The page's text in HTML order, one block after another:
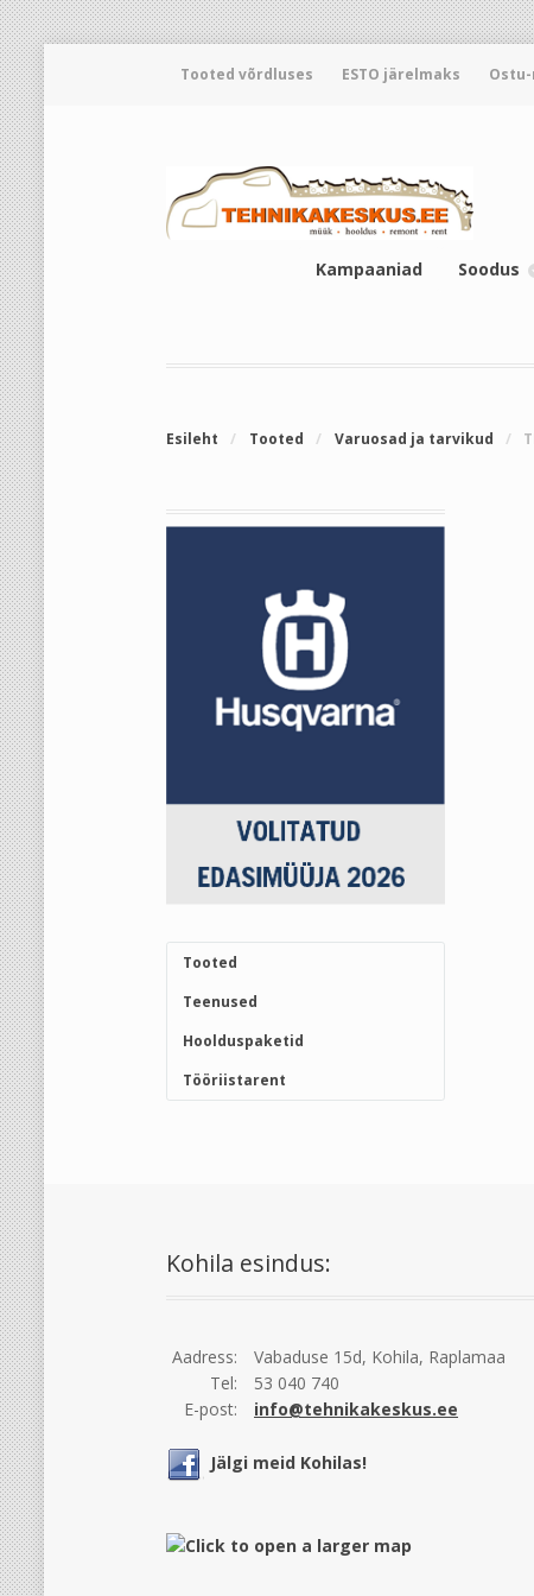
Tooted võrdluses ESTO järelmaks
Kampaaniad Soodus
Esileht / Tooted / Varuosad ja tarvikud /
Tooted
Teenused
Hoolduspaketid
Tööriistarent
Kohila esindus:
Aadress:
Vabaduse 15d, Kohila, Raplamaa
Tel:
53 040 740
E-post:
info@tehnikakeskus.ee
Jälgi meid Kohilas!